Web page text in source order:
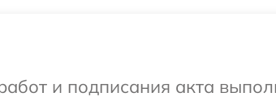
и подписания акта